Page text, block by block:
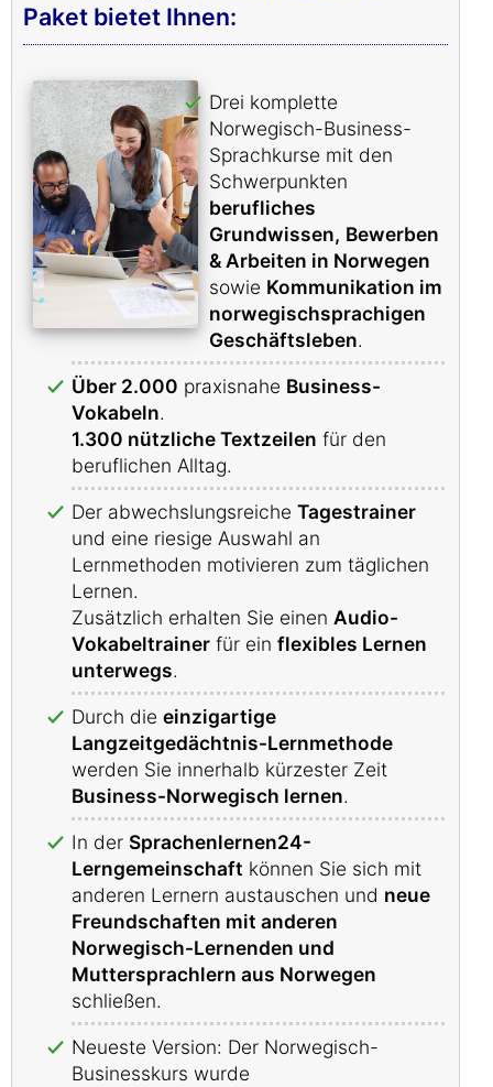
Paket bietet Ihnen:
Drei komplette
Norwegisch-Business-
Sprachkurse mit den
Schwerpunkten
berufliches
Grundwissen, Bewerben
& Arbeiten in Norwegen
sowie Kommunikation im
norwegischsprachigen
Geschäftsleben.
Über 2.000 praxisnahe Business-
Vokabeln.
1.300 nützliche Textzeilen für den
beruflichen Alltag.
Der abwechslungsreiche Tagestrainer
und eine riesige Auswahl an
Lernmethoden motivieren zum täglichen
Lernen.
Zusätzlich erhalten Sie einen Audio-
Vokabeltrainer für ein flexibles Lernen
unterwegs.
Durch die einzigartige
Langzeitgedächtnis-Lernmethode
werden Sie innerhalb kürzester Zeit
Business-Norwegisch lernen.
In der Sprachenlernen24-
Lerngemeinschaft können Sie sich mit
anderen Lernern austauschen und neue
Freundschaften mit anderen
Norwegisch-Lernenden und
Muttersprachlern aus Norwegen
schließen.
Neueste Version: Der Norwegisch-
Businesskurs wurde